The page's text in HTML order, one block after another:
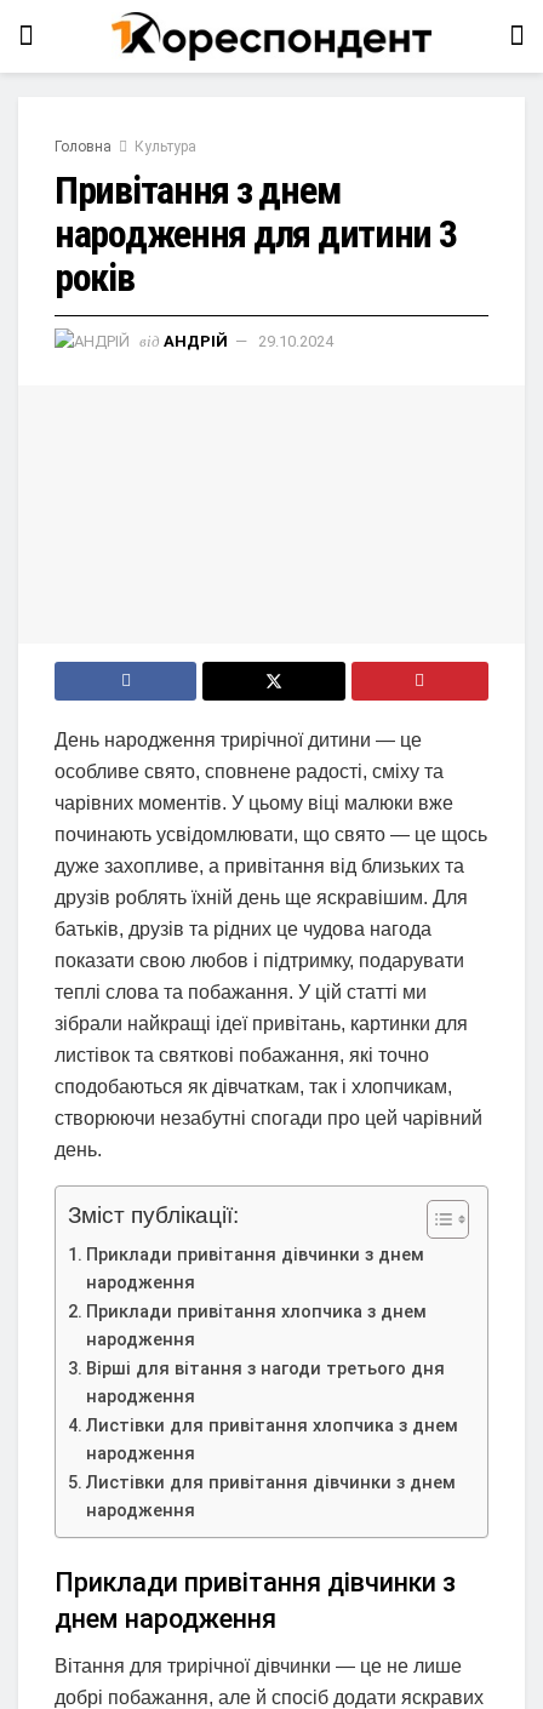
Головна Культура
Привітання з днем
народження для дитини 3
років
від АНДРІЙ 29.10.2024
День народження трирічної дитини — це
особливе свято, сповнене радості, сміху та
чарівних моментів. У цьому віці малюки вже
починають усвідомлювати, що свято — це щось
дуже захопливе, а привітання від близьких та
друзів роблять їхній день ще яскравішим. Для
батьків, друзів та рідних це чудова нагода
показати свою любов і підтримку, подарувати
теплі слова та побажання. У цій статті ми
зібрали найкращі ідеї привітань, картинки для
листівок та святкові побажання, які точно
сподобаються як дівчаткам, так і хлопчикам,
створюючи незабутні спогади про цей чарівний
день.
Зміст публікації:
Приклади привітання дівчинки з днем
народження
Приклади привітання хлопчика з днем
народження
Вірші для вітання з нагоди третього дня
народження
Листівки для привітання хлопчика з днем
народження
Листівки для привітання дівчинки з днем
народження
Приклади привітання дівчинки з
днем народження
Вітання для трирічної дівчинки — це не лише
добрі побажання, але й спосіб додати яскравих